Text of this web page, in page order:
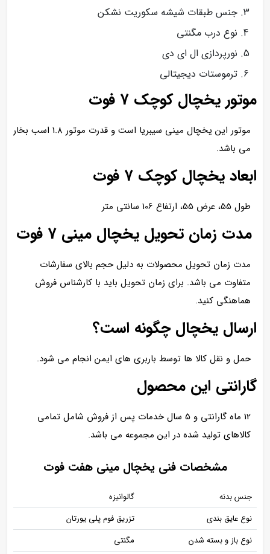
جنس طبقات شیشه سکوریت نشکن
نوع درب مگنتی
نورپردازی ال ای دی
ترموستات دیجیتالی
موتور یخچال کوچک 7 فوت
موتور این یخچال مینی سیبریا است و قدرت موتور 1.8 اسب بخار
می باشد.
ابعاد یخچال کوچک 7 فوت
طول 55، عرض 55، ارتفاع 106 سانتی متر
مدت زمان تحویل یخچال مینی 7 فوت
مدت زمان تحویل محصولات به دلیل حجم بالای سفارشات
متفاوت می باشد. برای زمان تحویل باید با کارشناس فروش
هماهنگی کنید.
ارسال یخچال چگونه است؟
حمل و نقل کالا ها توسط باربری های ایمن انجام می شود.
گارانتی این محصول
12 ماه گارانتی و 5 سال خدمات پس از فروش شامل تمامی
کالاهای تولید شده در این مجموعه می باشد.
مشخصات فنی یخچال مینی هفت فوت
جنس بدنه
گالوانیزه
نوع عایق بندی
تزریق فوم پلی یورتان
نوع باز و بسته شدن
مگنتی